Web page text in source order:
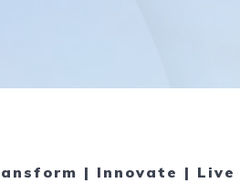
| Innovate | Live